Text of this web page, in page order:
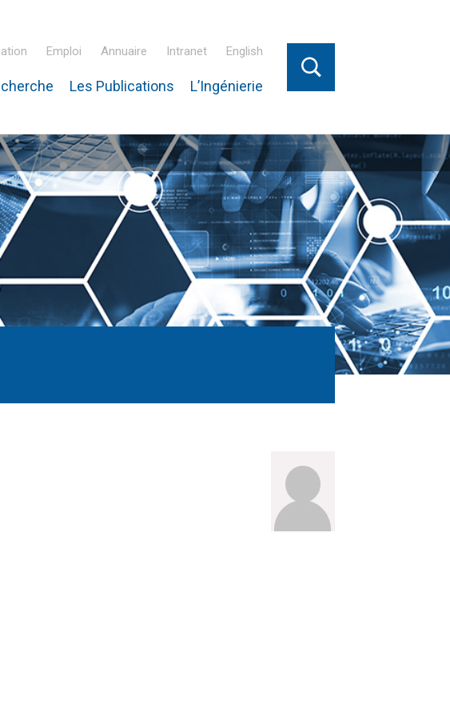
Emploi Annuaire Intranet English
Les Publications L’Ingénierie